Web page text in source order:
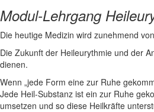
Modul-Lehrgang
Die heutige Medizin wird zunehmend
Die Zukunft der Heileurythmie und der
dienen.
Wenn „jede Form eine zur Ruhe
Jede Heil-Substanz ist ein zur Ruhe
umsetzen und so diese Heilkräfte